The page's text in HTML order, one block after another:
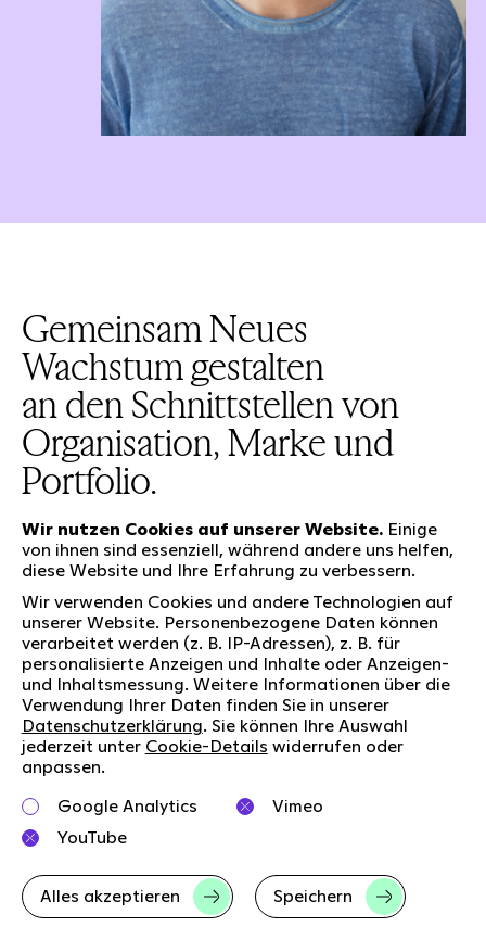
Wir nutzen Cookies auf unserer Website.Einige
von ihnen sind essenziell, während andere uns helfen,
diese Website und Ihre Erfahrung zu verbessern.
Wir verwenden Cookies und andere Technologien auf
unserer Website. Personenbezogene Daten können
verarbeitet werden (z. B. IP-Adressen), z. B. für
personalisierte Anzeigen und Inhalte oder Anzeigen-
und Inhaltsmessung. Weitere Informationen über die
Verwendung Ihrer Daten finden Sie in unserer
Datenschutzerklärung. Sie können Ihre Auswahl
jederzeit unter Cookie-Details widerrufen oder
anpassen.
Google Analytics
Vimeo
YouTube
Alles akzeptieren Speichern
Gemeinsam Neues
Wachstum gestalten
an den Schnittstellen von
Organisation, Marke und
Portfolio.
Unsere Leistungen
Wer wir sind
Jobs
Unsere Verantwortung
Kontakt
Charta der Vielfalt
Right to Speak
Social Media
Newsletter
LinkedIn
Kununu
Impressum Datenschutz AGB Cookie-Details